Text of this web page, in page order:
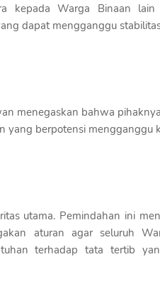
kepada Warga Binaan
dapat mengganggu
menegaskan bahwa
yang berpotensi mengganggu
utama. Pemindahan ini
aturan agar seluruh
terhadap tata tertib